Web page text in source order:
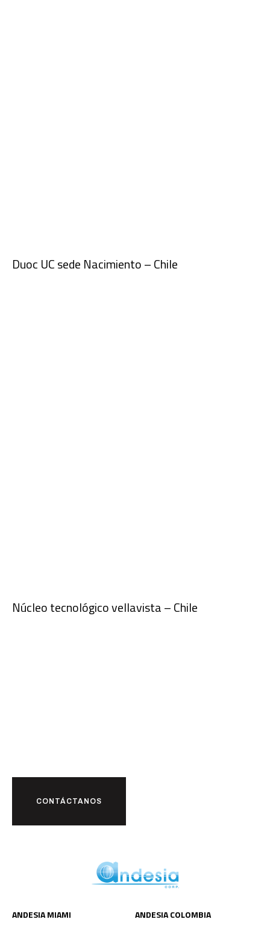
Duoc UC sede Nacimiento – Chile
Núcleo tecnológico vellavista – Chile
CONTÁCTANOS
ANDESIA MIAMI ANDESIA COLOMBIA